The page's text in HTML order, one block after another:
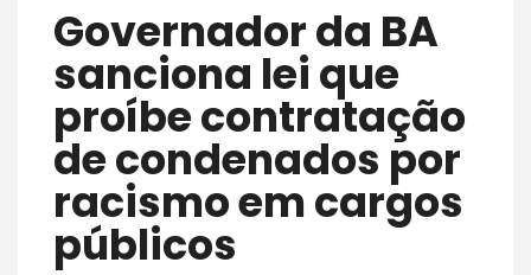
Governador da BA
sanciona lei que
proíbe contratação
de condenados por
racismo em cargos
públicos